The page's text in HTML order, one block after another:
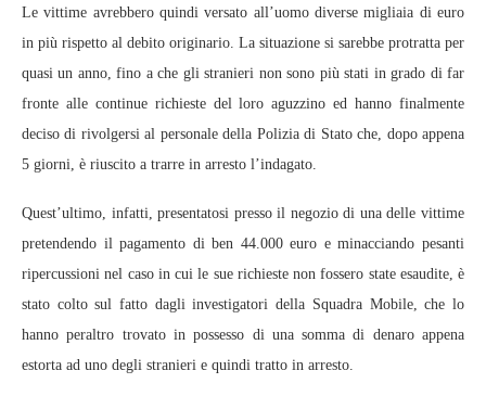
Le vittime avrebbero quindi versato all’uomo diverse migliaia di euro
in più rispetto al debito originario. La situazione si sarebbe protratta per
quasi un anno, fino a che gli stranieri non sono più stati in grado di far
fronte alle continue richieste del loro aguzzino ed hanno finalmente
deciso di rivolgersi al personale della Polizia di Stato che, dopo appena
5 giorni, è riuscito a trarre in arresto l’indagato.
Quest’ultimo, infatti, presentatosi presso il negozio di una delle vittime
pretendendo il pagamento di ben 44.000 euro e minacciando pesanti
ripercussioni nel caso in cui le sue richieste non fossero state esaudite, è
stato colto sul fatto dagli investigatori della Squadra Mobile, che lo
hanno peraltro trovato in possesso di una somma di denaro appena
estorta ad uno degli stranieri e quindi tratto in arresto.